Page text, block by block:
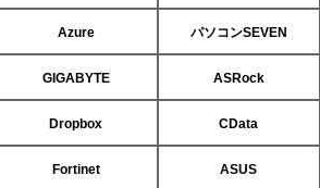
Azure パソコンSEVEN
GIGABYTE ASRock
Dropbox CData
Fortinet ASUS